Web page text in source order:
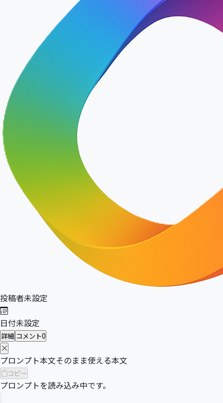
投稿者未設定
投稿日
日付未設定
詳細 コメント0
プロンプト本文そのまま使える本文
コピー
プロンプトを読み込み中です。